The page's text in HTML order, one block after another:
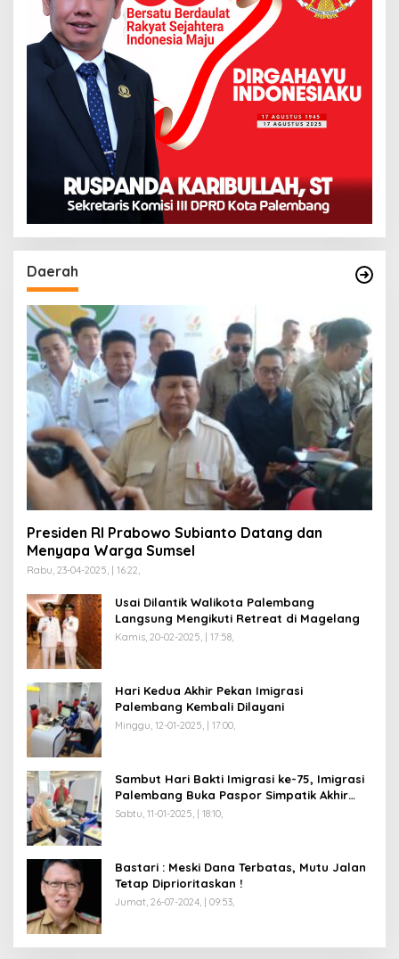
Daerah
Presiden RI Prabowo Subianto Datang dan
Menyapa Warga Sumsel
Rabu, 23-04-2025, | 16:22,
Usai Dilantik Walikota Palembang
Langsung Mengikuti Retreat di Magelang
Kamis, 20-02-2025, | 17:58,
Hari Kedua Akhir Pekan Imigrasi
Palembang Kembali Dilayani
Minggu, 12-01-2025, | 17:00,
Sambut Hari Bakti Imigrasi ke-75, Imigrasi
Palembang Buka Paspor Simpatik Akhir
Pekan
Sabtu, 11-01-2025, | 18:10,
Bastari : Meski Dana Terbatas, Mutu Jalan
Tetap Diprioritaskan !
Jumat, 26-07-2024, | 09:53,